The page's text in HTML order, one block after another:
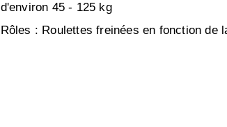
d'environ 45 - 125 kg
Rôles : Roulettes freinées en fonction de